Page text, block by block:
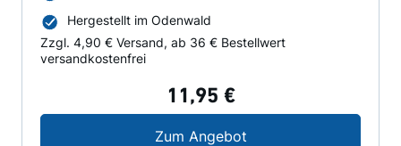
Hergestellt im Odenwald
Zzgl. 4,90 € Versand, ab 36 € Bestellwert
versandkostenfrei
11,95 €
Zum AngebotKoziol Lunchbox